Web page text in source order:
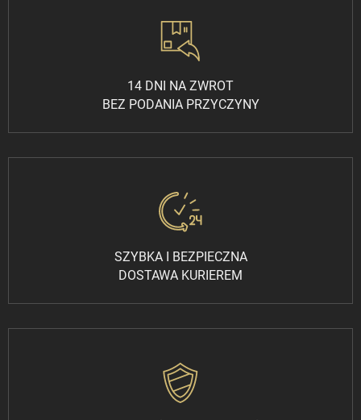
14 DNI NA ZWROT
BEZ PODANIA PRZYCZYNY
SZYBKA I BEZPIECZNA
DOSTAWA KURIEREM